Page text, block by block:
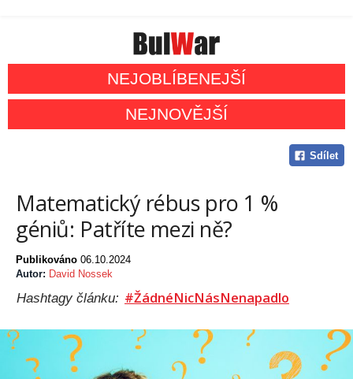
NEJOBLÍBENEJŠÍ
NEJNOVĚJŠÍ
Sdílet
Matematický rébus pro 1 %
géniů: Patříte mezi ně?
Publikováno 06.10.2024
Autor: David Nossek
Hashtagy článku: #ŽádnéNicNásNenapadlo